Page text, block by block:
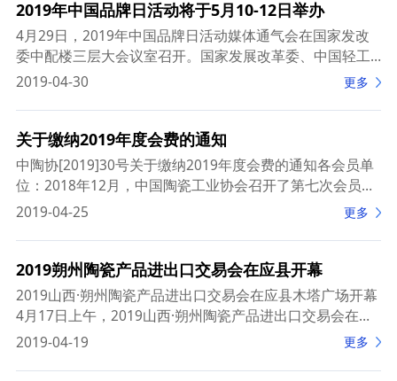
2019年中国品牌日活动将于5月10-12日举办
4月29日，2019年中国品牌日活动媒体通气会在国家发改
委中配楼三层大会议室召开。国家发展改革委、中国轻工
业联合会，中国纺织工业联合会，中国汽车工业协会，中
2019-04-30 更多
关于缴纳2019年度会费的通知
中陶协[2019]30号关于缴纳2019年度会费的通知各会员单
位：2018年12月，中国陶瓷工业协会召开了第七次会员代
表大会，会议审议通过了新的《中国陶瓷工业协会章
2019-04-25 更多
2019朔州陶瓷产品进出口交易会在应县开幕
2019山西·朔州陶瓷产品进出口交易会在应县木塔广场开幕
4月17日上午，2019山西·朔州陶瓷产品进出口交易会在木
塔之乡应县开幕。来自中、英、美、德、意等21个国家和
2019-04-19 更多